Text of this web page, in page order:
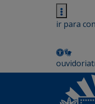
ir para
ouvidoria